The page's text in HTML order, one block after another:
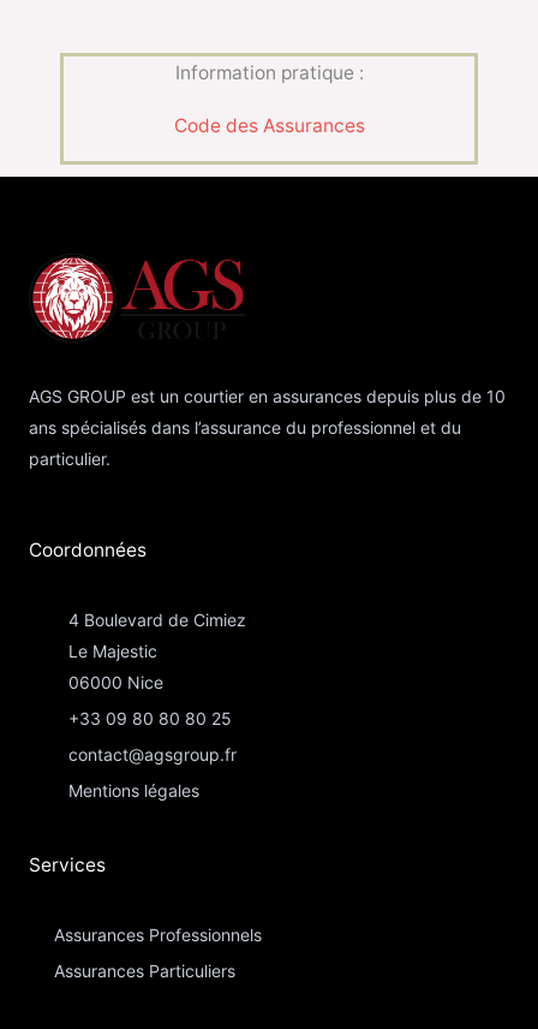
Information pratique :
Code des Assurances
AGS GROUP est un courtier en assurances depuis plus de 10
ans spécialisés dans l’assurance du professionnel et du
particulier.
Coordonnées​
4 Boulevard de Cimiez
Le Majestic
06000 Nice
+33 09 80 80 80 25
contact@agsgroup.fr
Mentions légales
Services
Assurances Professionnels
Assurances Particuliers​